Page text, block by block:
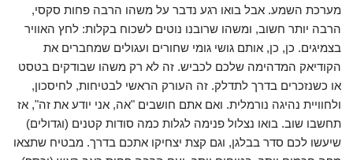
מערכת השמע. אבל בואו רגע נדבר על משהו הרבה פחות סקסי,
הרבה יותר חשוב, ומשהו שרובנו נוטים לשכוח בקלות: לחץ האוויר
בצמיגים. כן, כן, אותם גושי גומי שחורים ועגולים שמחברים את
הקודיאק המדהימה שלכם לכביש. זה לא רק משהו שבודקים בטסט
או כשנזכרים בדרך לתדלק. זה העורק הראשי לבטיחות, לחיסכון,
ולחוויית נהיגה נורמלית. ואם אתם חושבים "אה, אני יודע את זה", אז
תחשבו שוב. בואו נצלול פנימה לגלות כמה סודות קטנים (וגדולים)
שיעשו לכם סדר בבלגן, וגם קצת יצחיקו אתכם בדרך. מבטיח שתצאו